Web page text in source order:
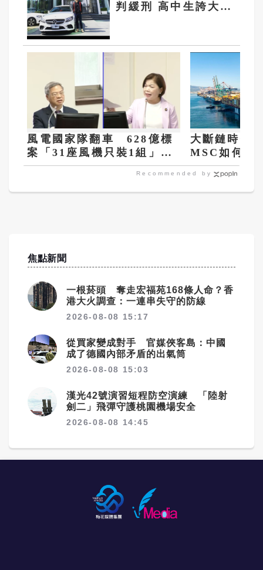
判緩刑 高中生誇大資
風電國家隊翻車 628億標
案「31座風機只裝1組」
台電竟稱進度超96%
大斷鏈時代
MSC如何成
占破2O%的
Recommended by
焦點新聞
一根菸頭 奪走宏福苑168條人命？香
港大火調查：一連串失守的防線
2026-08-08 15:17
從買家變成對手 官媒俠客島：中國
成了德國內部矛盾的出氣筒
2026-08-08 15:03
漢光42號演習短程防空演練 「陸射
劍二」飛彈守護桃園機場安全
2026-08-08 14:45